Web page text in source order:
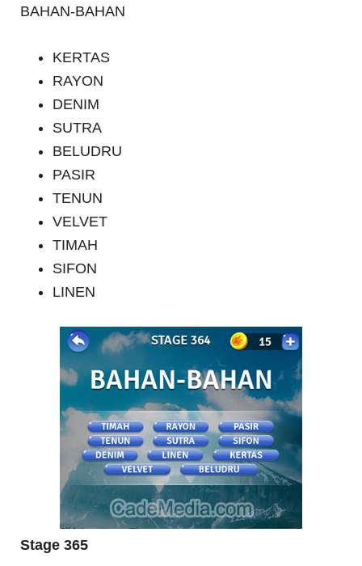
BAHAN-BAHAN
KERTAS
RAYON
DENIM
SUTRA
BELUDRU
PASIR
TENUN
VELVET
TIMAH
SIFON
LINEN
Stage 365